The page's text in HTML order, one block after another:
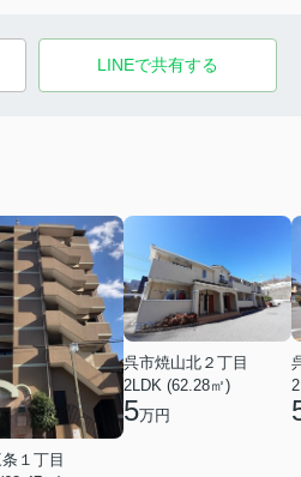
LINEで共有する
１丁目
呉市焼山北２丁目
2LDK (62.28㎡)
5万円